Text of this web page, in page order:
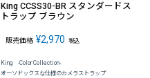
King CCSS30-BR スタンダードス
トラップ ブラウン
販売価格 ¥2,970 税込
King -Color Collection-
オーソドックスな仕様のカメラストラップ